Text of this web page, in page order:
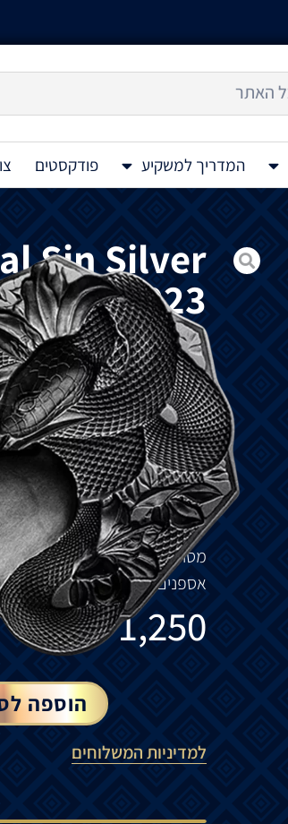
המדריך למשקיע פודקסטים
Sin Silver
2 Oz 2023
מטיל(מגן)הכסףShield Stacker –
Sin 2Oz
דרוםקוריאה,שיוצרבמיוחדכך
מהדורהזומציגהאתהסיפור
חזיתהמטילמציגנחשמפותל
גבהמטילמעוצבכךשחלקים
המגןמכוסהכיפהבצד הקדמי
מטיליכסףהניתניםלערום
מסודרתיחדיומקלעלהקנייה
אספניםומשקיעיםמתעניינים
1,250
₪
הוספה
למדיניות המשלוחים